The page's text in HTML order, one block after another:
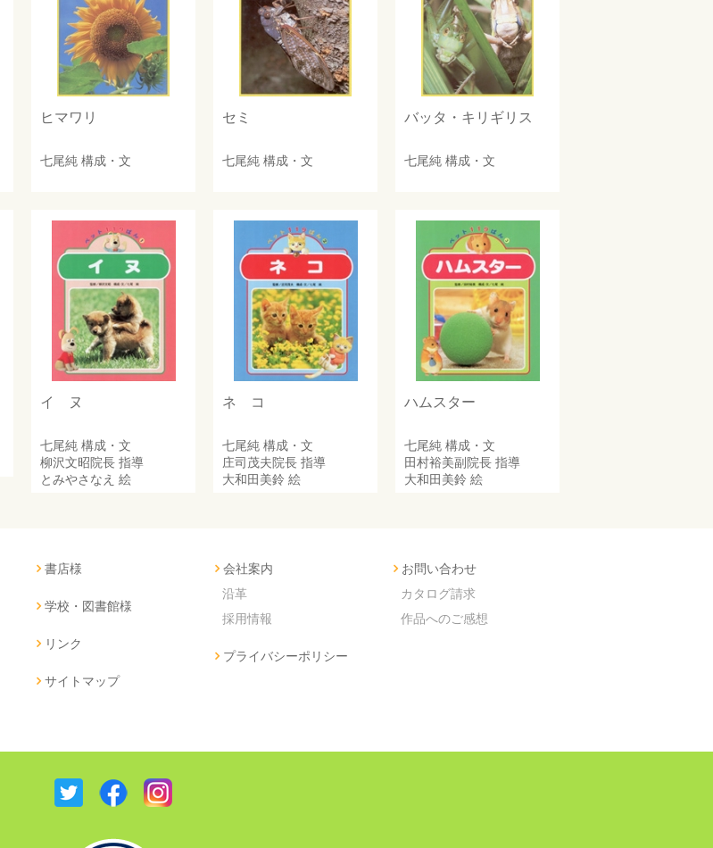
ヒマワリ
七尾純 構成・文
セミ
七尾純 構成・文
バッタ・キリギリス
七尾純 構成・文
イ ヌ
七尾純 構成・文
柳沢文昭院長 指導
とみやさなえ 絵
ネ コ
七尾純 構成・文
庄司茂夫院長 指導
大和田美鈴 絵
ハムスター
七尾純 構成・文
田村裕美副院長 指導
大和田美鈴 絵
書店様
学校・図書館様
リンク
サイトマップ
会社案内
沿革
採用情報
プライバシーポリシー
お問い合わせ
カタログ請求
作品へのご感想